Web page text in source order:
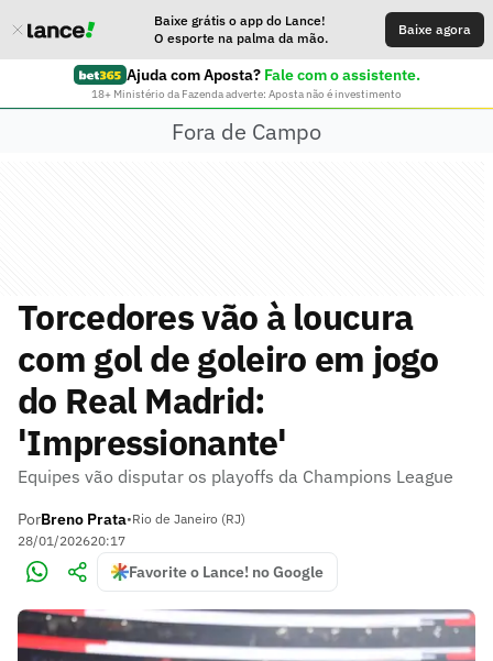
Baixe grátis o app do Lance!
O esporte na palma da mão.
Baixe agora
Ajuda com Aposta? Fale com o assistente.
18+ Ministério da Fazenda adverte: Aposta não é investimento
Fora de Campo
Torcedores vão à loucura
com gol de goleiro em jogo
do Real Madrid:
'Impressionante'
Equipes vão disputar os playoffs da Champions League
PorBreno Prata•Rio de Janeiro (RJ)
28/01/202620:17
Favorite o Lance! no Google